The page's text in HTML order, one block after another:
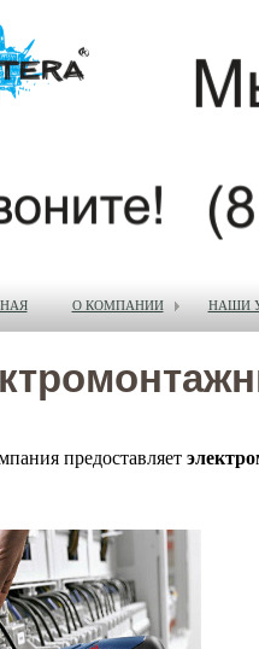
О КОМПАНИИ НАШИ
предоставляет